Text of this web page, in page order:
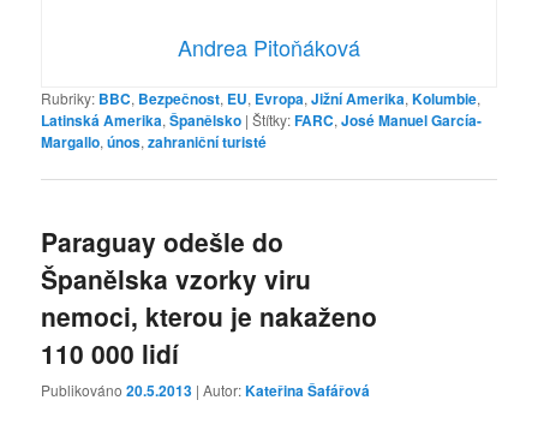
Andrea Pitoňáková
Rubriky: BBC, Bezpečnost, EU, Evropa,Jižní Amerika,Kolumbie,
Latinská Amerika,Španělsko |Štítky:FARC,José Manuel García-
Margallo,únos,zahraniční turisté
Paraguay odešle do
Španělska vzorky viru
nemoci, kterou je nakaženo
110 000 lidí
Publikováno20.5.2013 | Autor:Kateřina Šafářová